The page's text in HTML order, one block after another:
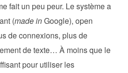
fait un peu peur. Le système a
(made inGoogle), open
de connexions, plus de
de texte… À moins que le
pour utiliser les